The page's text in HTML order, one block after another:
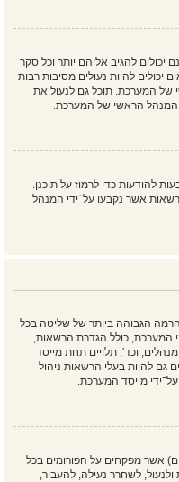
להגיב אליהם יותר וכל סקר
יכולים להיות נעולים מסיבות רבות
של המערכת. תוכל גם לנעול את
המנהל הראשי של המערכת.
להודעות כדי לרמוז על תוכנן.
אשר נקבעו על־ידי המנהל
הגבוהה ביותר של שליטה בכל
המערכת, כולל הגדרת הרשאות,
וכד', תלויים תחת מייסד
גם להיות בעלי הרשאות ניהול
מייסד המערכת.
אשר מפקחים על הפורומים בכל
לשחרר נעילה, להעביר,